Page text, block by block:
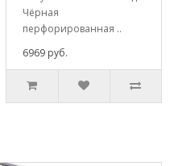
Чёрная
перфорированная ..
6969 руб.